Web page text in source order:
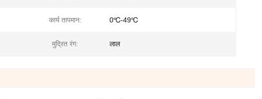
कार्य तापमान: 0℃-49℃
मुद्रित रंग: लाल